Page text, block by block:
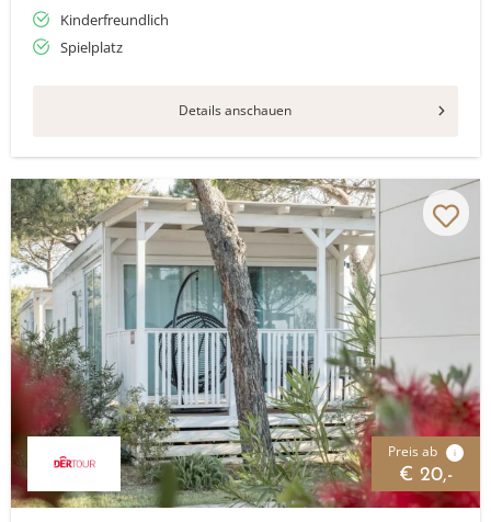
Kinderfreundlich
Spielplatz
Details anschauen
Preis ab i
€ 20,-